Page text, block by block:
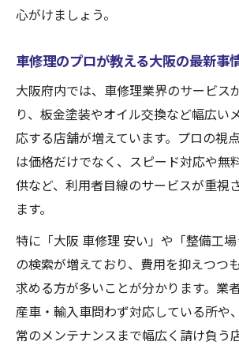
心がけましょう。
車修理のプロが教える大阪の最新事
大阪府内では、車修理業界のサービス
り、板金塗装やオイル交換など幅広い
応する店舗が増えています。プロの視
は価格だけでなく、スピード対応や無
供など、利用者目線のサービスが重視
ます。
特に「大阪 車修理 安い」や「整備工
の検索が増えており、費用を抑えつつ
求める方が多いことが分かります。業
産車・輸入車問わず対応している所や
常のメンテナンスまで幅広く請け負う